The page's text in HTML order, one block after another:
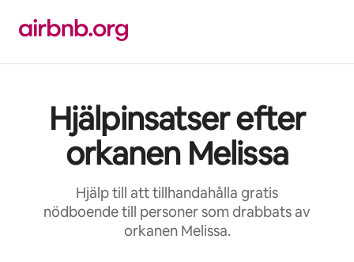
innehåll
Hjälpinsatser efter
orkanen Melissa
Hjälp till att tillhandahålla gratis
nödboende till personer som drabbats av
orkanen Melissa.